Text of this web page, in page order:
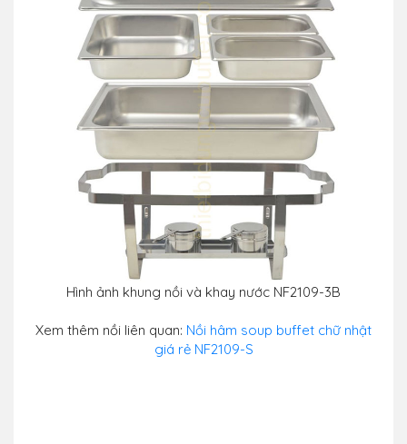
Hình ảnh khung nồi và khay nước NF2109-3B
Xem thêm nồi liên quan: Nồi hâm soup buffet chữ nhật
giá rẻ NF2109-S